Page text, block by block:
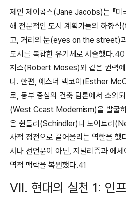
제인 제이콥스(Jane Jacobs)는 『미
해 전문적인 도시 계획가들의 하향
고, 거리의 눈(eyes on the street)과
도시를 복잡한 유기체로 서술했다.40
지스(Robert Moses)와 같은 권력에
다. 한편, 에스더 맥코이(Esther
로, 동부 중심의 건축 담론에서 소외
(West Coast Modernism)을 발굴
은 쉰들러(Schindler)나 노이트라
사적 정전으로 끌어올리는 역할을 했
서나 선언문이 아닌, 저널리즘과 에세
역적 맥락을 복원했다.41
VII. 현대의 실천 1: 인